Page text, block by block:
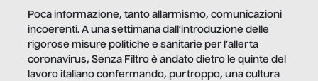
Poca informazione, tanto allarmismo, comunicazioni
incoerenti. A una settimana dall’introduzione delle
rigorose misure politiche e sanitarie per l’allerta
coronavirus, Senza Filtro è andato dietro le quinte del
lavoro italiano confermando, purtroppo, una cultura